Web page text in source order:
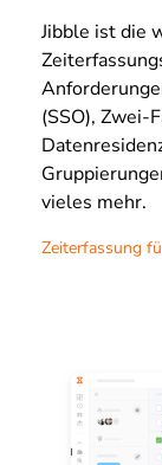
Jibble ist die
(SSO), Zwei-
vieles mehr.
Zeiterfassung